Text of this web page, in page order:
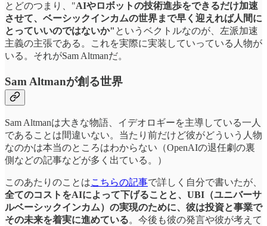
とどのつまり、"AIやロボットの技術進歩をできるだけ加速
させて、ベーシックインカムの世界まで早く迎えれば人間に
とっていいのではないか" というベクトルなのが、左派加速
主義の主張である。これを実際に実装していっている人物が
いる。それがSam Altmanだ。
Sam Altmanが創る世界
Sam Altmanは大きな物語、イデオロギーを主導している一人
であることは間違いない。当たり前だけど彼がどういう人物
なのかは本当のところはわからない（OpenAIの退任劇の裏
側などの記事などが多く出ている。）
このあたりのことはこちらの記事で詳しく自分で書いたが、
全てのコストをAIによって下げることと、UBI（ユニバーサ
ルベーシックインカム）の実現のために、彼は投資と事業で
その未来を着実に進めている。今後も彼の発言や彼が考えて